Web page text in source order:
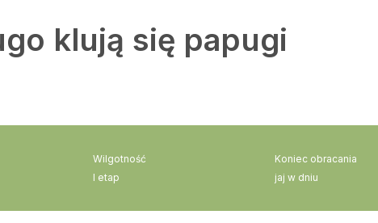
klują się papugi
Wilgotność
I etap
Koniec obracania
jaj w dniu